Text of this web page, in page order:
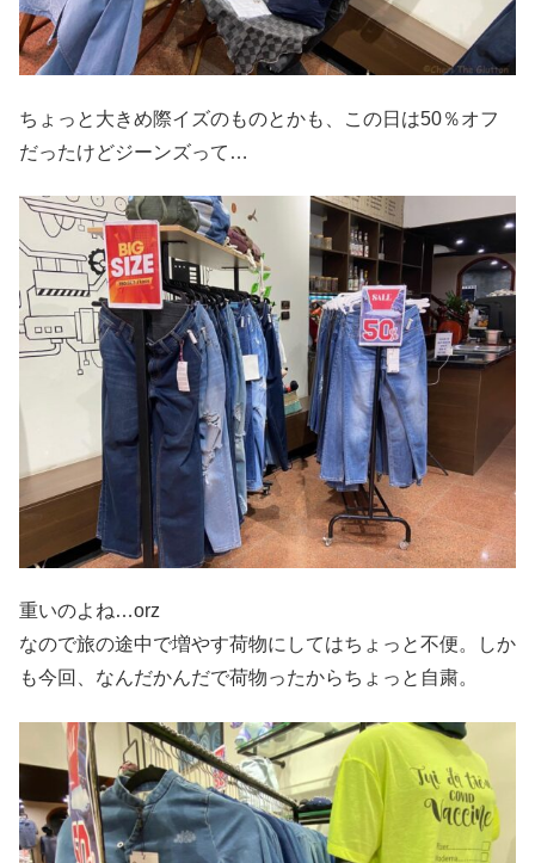
ちょっと大きめ際イズのものとかも、この日は50％オフ
だったけどジーンズって…
重いのよね…orz
なので旅の途中で増やす荷物にしてはちょっと不便。しか
も今回、なんだかんだで荷物ったからちょっと自粛。